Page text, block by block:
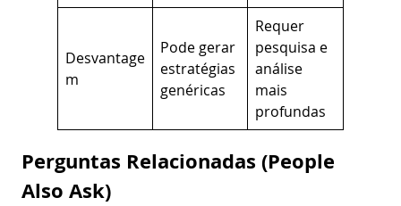
Desvantage
m
Pode gerar
estratégias
genéricas
Requer
pesquisa e
análise
mais
profundas
Perguntas Relacionadas (People
Also Ask)